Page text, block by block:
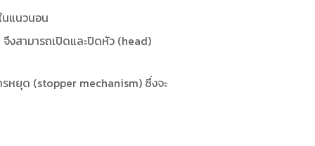
นแนวนอน
จึงสามารถเปิดและปิดหัว (head)
หยุด (stopper mechanism) ซึ่งจะ